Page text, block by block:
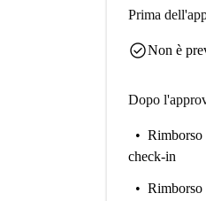
Prima
check_circleNon è
Dopo
Rimborso
check-in
Rimborso